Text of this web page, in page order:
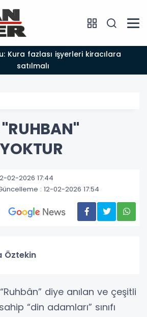
satılmalı
02-2026 17:44
: 12-02-2026 17:54
Öztekin
diye anılan ve çeşitli
“din adamları” sınıfı